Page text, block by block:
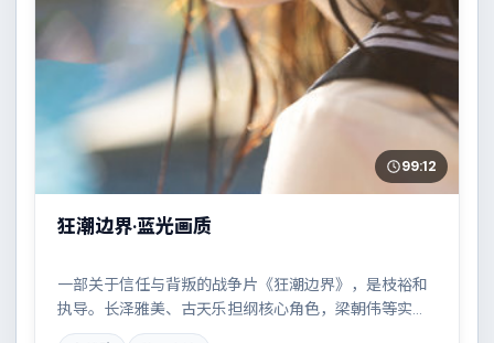
99:12
狂潮边界·蓝光画质
一部关于信任与背叛的战争片《狂潮边界》，是枝裕和
执导。长泽雅美、古天乐担纲核心角色，梁朝伟等实力
加盟，取景与班底多来自墨西哥。家族恩怨与时代变迁